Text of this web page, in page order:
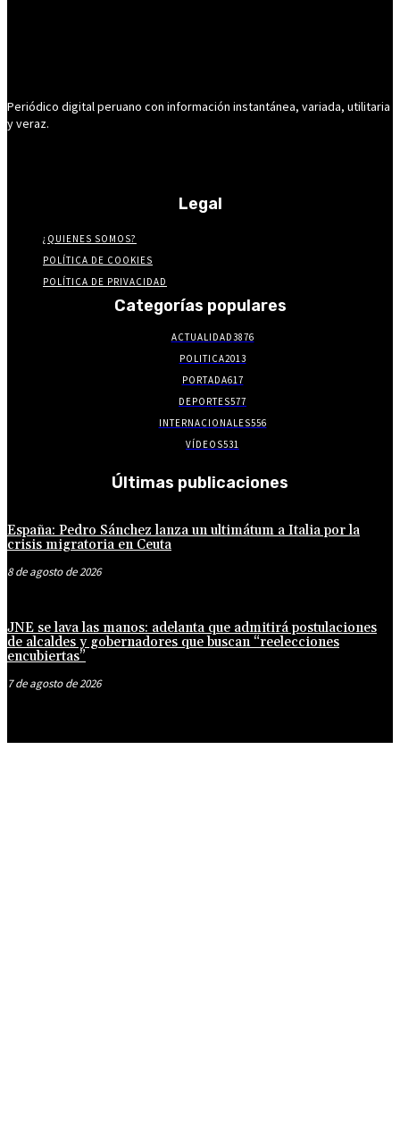
Periódico digital peruano con información instantánea, variada, utilitaria
y veraz.
Legal
¿QUIENES SOMOS?
POLÍTICA DE COOKIES
POLÍTICA DE PRIVACIDAD
Categorías populares
ACTUALIDAD3876
POLITICA2013
PORTADA617
DEPORTES577
INTERNACIONALES556
VÍDEOS531
Últimas publicaciones
España: Pedro Sánchez lanza un ultimátum a Italia por la
crisis migratoria en Ceuta
8 de agosto de 2026
JNE se lava las manos: adelanta que admitirá postulaciones
de alcaldes y gobernadores que buscan “reelecciones
encubiertas”
7 de agosto de 2026